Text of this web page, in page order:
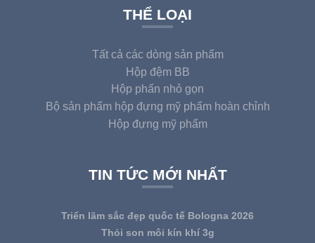
THỂ LOẠI
Tất cả các dòng sản phẩm
Hộp đệm BB
Hộp phấn nhỏ gọn
Bộ sản phẩm hộp đựng mỹ phẩm hoàn chỉnh
Hộp đựng mỹ phẩm
TIN TỨC MỚI NHẤT
Triển lãm sắc đẹp quốc tế Bologna 2026
Thỏi son môi kín khí 3g